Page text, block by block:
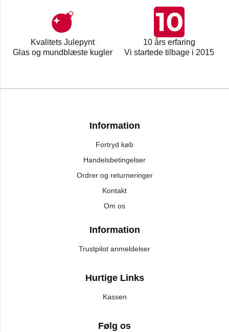
Kvalitets Julepynt
Glas og mundblæste kugler
10 års erfaring
Vi startede tilbage i 2015
Information
Fortryd køb
Handelsbetingelser
Ordrer og returneringer
Kontakt
Om os
Information
Trustpilot anmeldelser
Hurtige Links
Kassen
Følg os